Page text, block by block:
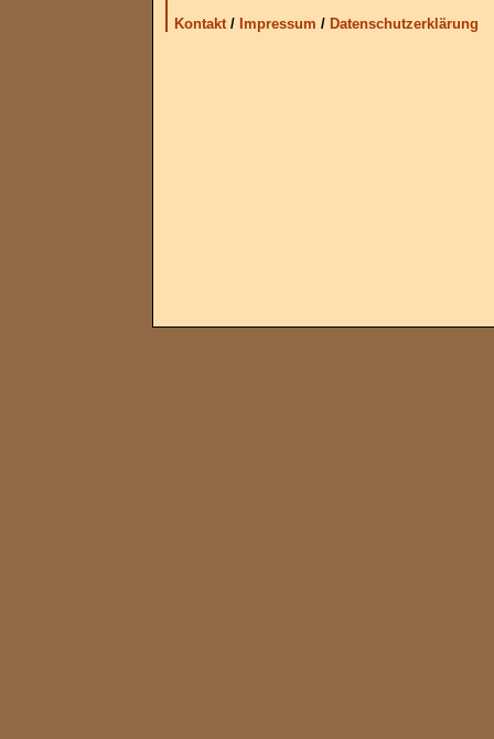
Kontakt/ Impressum / Datenschutzerklärung